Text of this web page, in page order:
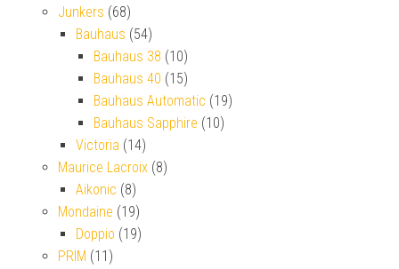
Junkers (68)
Bauhaus (54)
Bauhaus 38 (10)
Bauhaus 40 (15)
Bauhaus Automatic (19)
Bauhaus Sapphire (10)
Victoria (14)
Maurice Lacroix (8)
Aikonic (8)
Mondaine (19)
Doppio (19)
PRIM (11)